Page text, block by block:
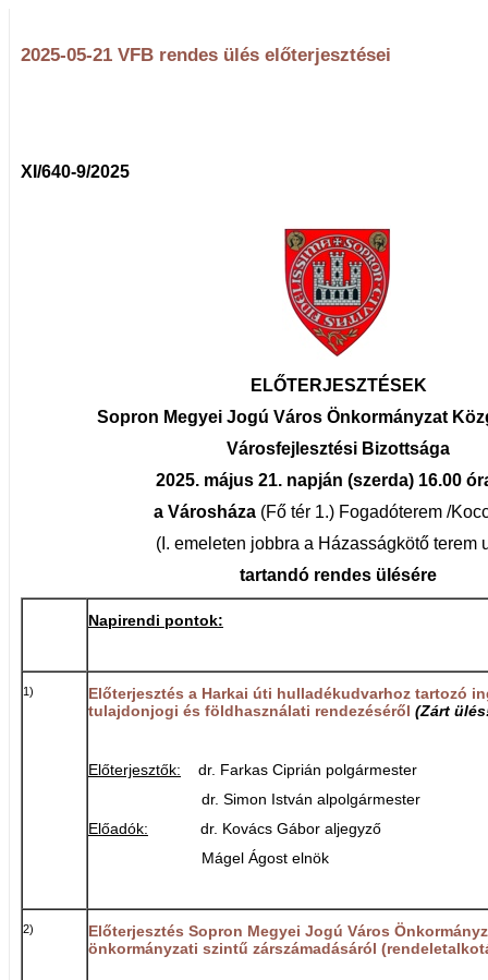
2025-05-21 VFB rendes ülés előterjesztései
XI/640-9/2025
ELŐTERJESZTÉSEK
Sopron Megyei Jogú Város Önkormányzat
Városfejlesztési Bizottsága
2025. május 21. napján (szerda) 16.00
a Városháza (Fő tér 1.) Fogadóterem /
(I. emeleten jobbra a Házasságkötő terem
tartandó rendes ülésére
Napirendi pontok:
1)
Előterjesztés a Harkai úti hulladékudvarhoz tartozó
tulajdonjogi és földhasználati rendezéséről (Zárt
Előterjesztők: dr. Farkas Ciprián polgármester
dr. Simon István alpolgármester
Előadók: dr. Kovács Gábor aljegyző
Mágel Ágost elnök
2)
Előterjesztés Sopron Megyei Jogú Város
önkormányzati szintű zárszámadásáról